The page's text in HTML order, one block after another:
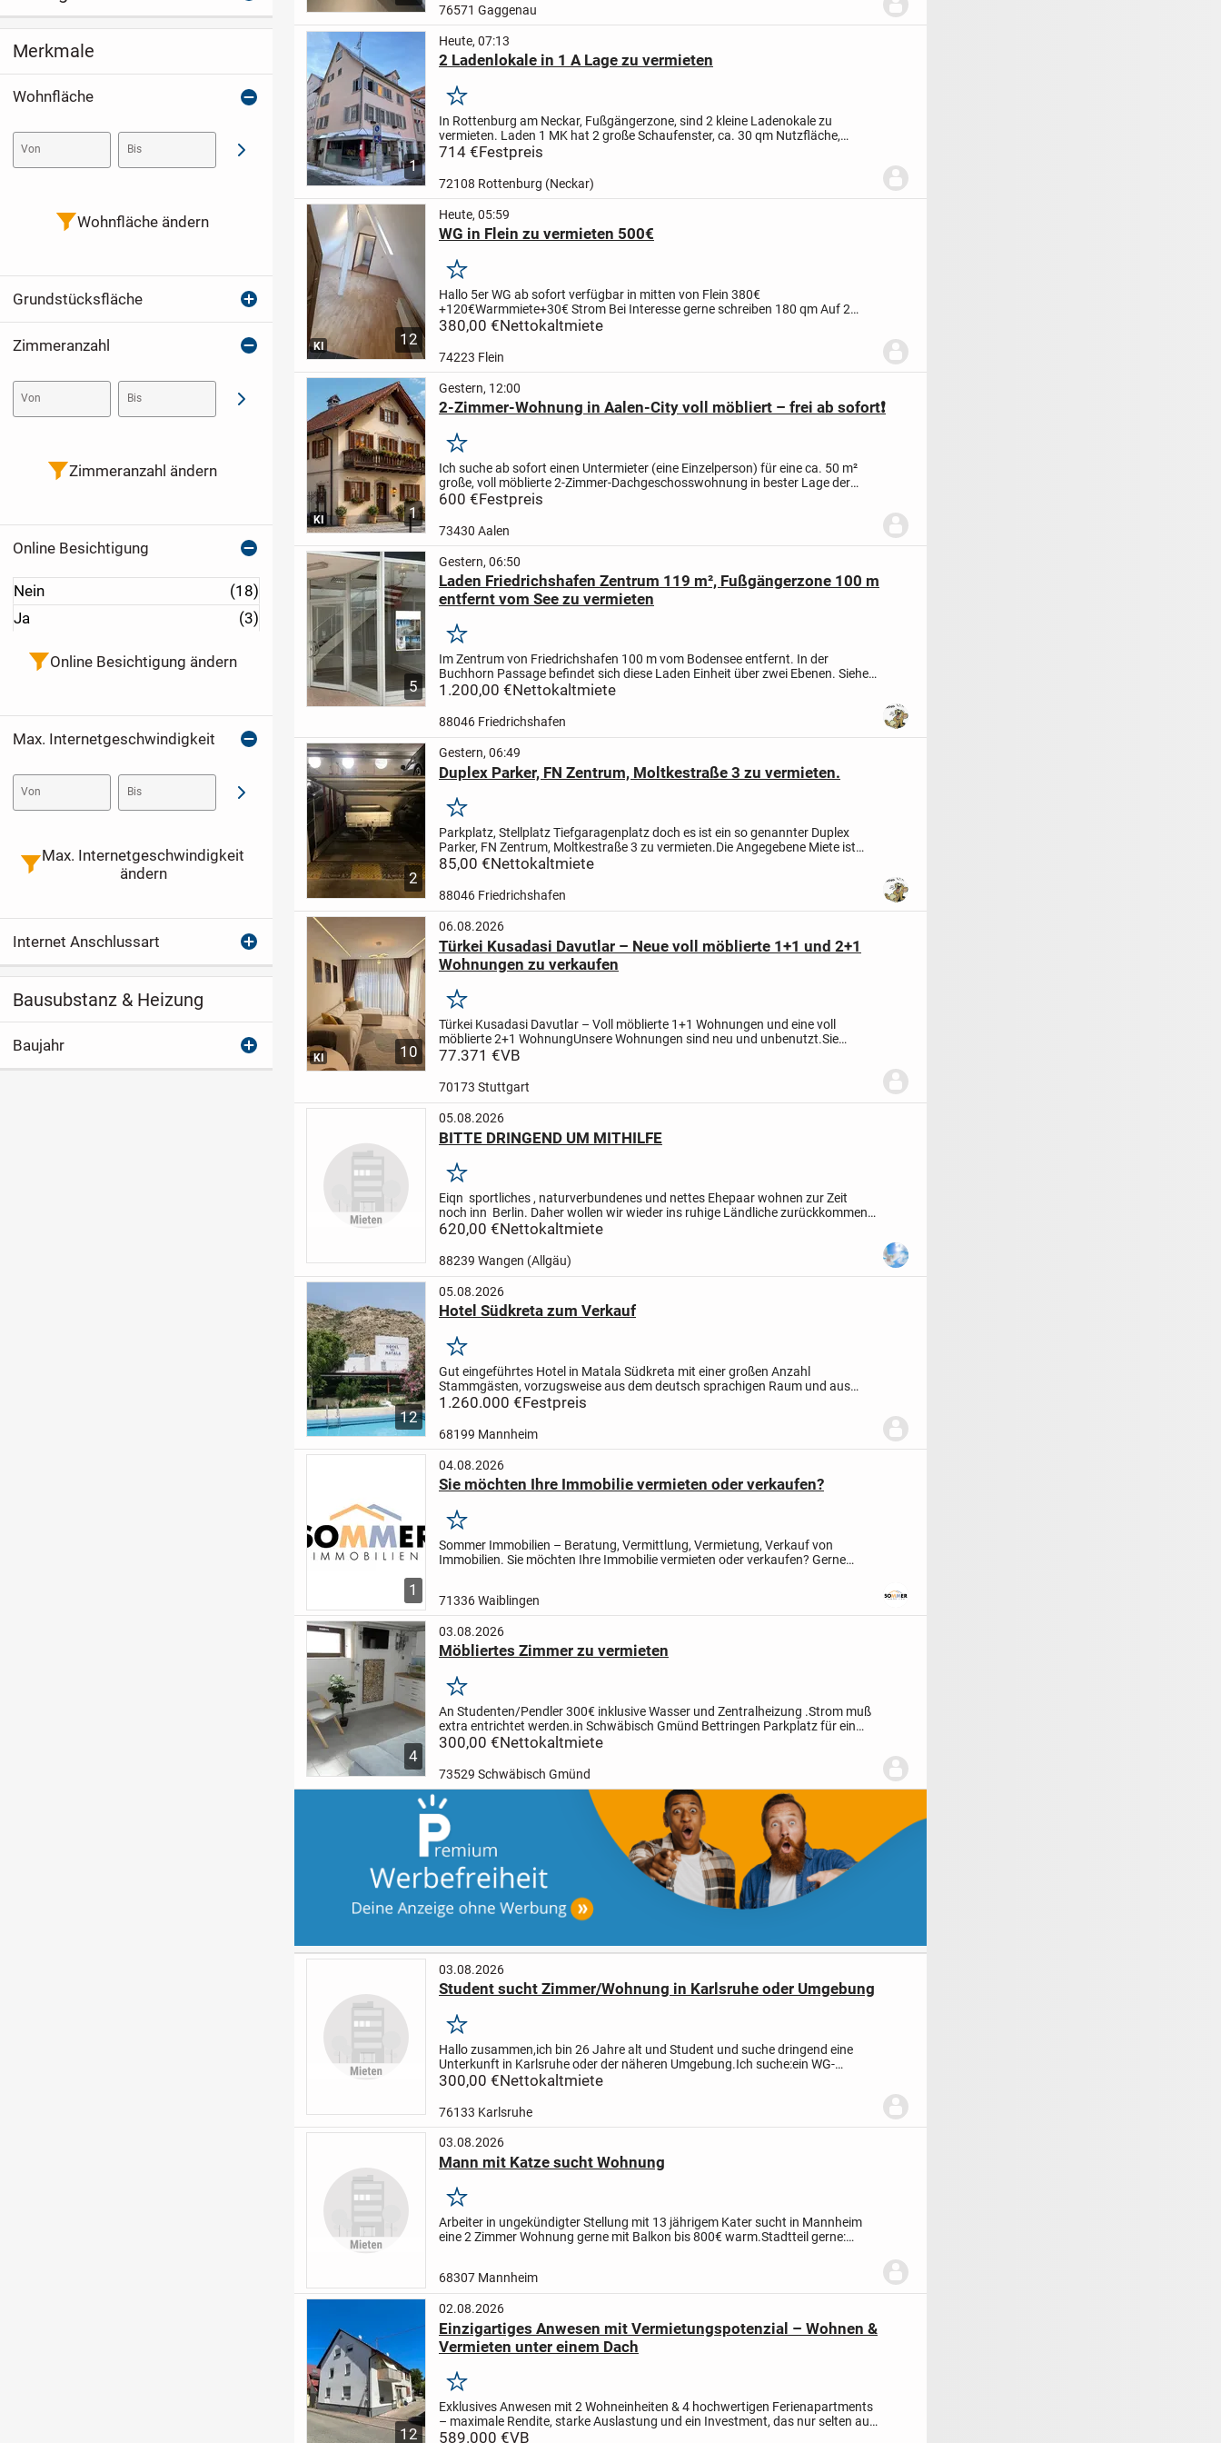
76571 Gaggenau
1
Heute, 07:13
2 Ladenlokale in 1 A Lage zu vermieten
Merken
In Rottenburg am Neckar, Fußgängerzone, sind 2 kleine Ladenokale zu
vermieten. Laden 1 MK hat 2 große Schaufenster, ca. 30 qm Nutzfläche,
Waschbecken, Nachtspeicherheizung. Ladenlokal 2 M hat 1 großes...
714 €Festpreis
72108 Rottenburg (Neckar)
12
KI
Heute, 05:59
WG in Flein zu vermieten 500€
Merken
Hallo 5er WG ab sofort verfügbar in mitten von Flein 380€
+120€Warmmiete+30€ Strom Bei Interesse gerne schreiben 180 qmAuf 2
Etagen ab sofort verfügbar
380,00 €Nettokaltmiete
74223 Flein
1
KI
Gestern, 12:00
2-Zimmer-Wohnung in Aalen-City voll möbliert – frei ab sofort❗️
Merken
Ich suche ab sofort einen Untermieter (eine Einzelperson) für eine ca. 50 m²
große, voll möblierte 2-Zimmer-Dachgeschosswohnung in bester Lage der
Aalen-City.Top-Lage
600 €Festpreis
73430 Aalen
5
Gestern, 06:50
Laden Friedrichshafen Zentrum 119 m², Fußgängerzone 100 m
entfernt vom See zu vermieten
Merken
Im Zentrum von Friedrichshafen 100 m vom Bodensee entfernt. In der
Buchhorn Passage befindet sich diese Laden Einheit über zwei Ebenen. Siehe
Bilder. Es gibt keine Genehmigung für Gastronomie.
1.200,00 €Nettokaltmiete
88046 Friedrichshafen
2
Gestern, 06:49
Duplex Parker, FN Zentrum, Moltkestraße 3 zu vermieten.
Merken
Parkplatz, Stellplatz Tiefgaragenplatz doch es ist ein so genannter Duplex
Parker, FN Zentrum, Moltkestraße 3 zu vermieten.Die Angegebene Miete ist
inklusive der 36 € Hausgeld aus der Eigentümergemei...
85,00 €Nettokaltmiete
88046 Friedrichshafen
10
KI
06.08.2026
Türkei Kusadasi Davutlar – Neue voll möblierte 1+1 und 2+1
Wohnungen zu verkaufen
Merken
Türkei Kusadasi Davutlar – Voll möblierte 1+1 Wohnungen und eine voll
möblierte 2+1 WohnungUnsere Wohnungen sind neu und unbenutzt.Sie
befinden sich in der Nähe von Supermärkten, dem Gesundheitszent...
77.371 €VB
70173 Stuttgart
05.08.2026
BITTE DRINGEND UM MITHILFE
Merken
Eiqn sportliches , naturverbundenes und nettes Ehepaar wohnen zur Zeit
noch inn Berlin. Daher wollen wir wieder ins ruhige Ländliche zurückkommen
und suchen im wunderschönen Wangen im Allgäu, eine...
620,00 €Nettokaltmiete
88239 Wangen (Allgäu)
12
05.08.2026
Hotel Südkreta zum Verkauf
Merken
Gut eingeführtes Hotel in Matala Südkreta mit einer großen Anzahl
Stammgästen, vorzugsweise aus dem deutsch sprachigen Raum und aus
Frankreich.Matala:Matala ist ein Dorf an der Südküste der...
1.260.000 €Festpreis
68199 Mannheim
1
04.08.2026
Sie möchten Ihre Immobilie vermieten oder verkaufen?
Merken
Sommer Immobilien – Beratung, Vermittlung, Vermietung, Verkauf von
Immobilien. Sie möchten Ihre Immobilie vermieten oder verkaufen? Gerne
71336 Waiblingen
4
03.08.2026
Möbliertes Zimmer zu vermieten
Merken
An Studenten/Pendler 300€ inklusive Wasser und Zentralheizung .Strom muß
extra entrichtet werden.in Schwäbisch Gmünd Bettringen Parkplatz für ein
Auto am Straßenrand gibt es immer,ein Fahrrad kann...
300,00 €Nettokaltmiete
73529 Schwäbisch Gmünd
03.08.2026
Student sucht Zimmer/Wohnung in Karlsruhe oder Umgebung
Merken
Hallo zusammen,ich bin 26 Jahre alt und Student und suche dringend eine
Unterkunft in Karlsruhe oder der näheren Umgebung.Ich suche:ein WG-
Zimmer, ein Apartment oder eine kleine Wohnung
300,00 €Nettokaltmiete
76133 Karlsruhe
03.08.2026
Mann mit Katze sucht Wohnung
Merken
Arbeiter in ungekündigter Stellung mit 13 jährigem Kater sucht in Mannheim
eine 2 Zimmer Wohnung gerne mit Balkon bis 800€ warm.Stadtteil gerne:
68307 Mannheim
12
02.08.2026
Einzigartiges Anwesen mit Vermietungspotenzial – Wohnen &
Vermieten unter einem Dach
Merken
Exklusives Anwesen mit 2 Wohneinheiten & 4 hochwertigen Ferienapartments
– maximale Rendite, starke Auslastung und ein Investment, das nur selten auf
den Markt kommt.
589.000 €VB
Merkmale
Wohnfläche
Von Bis Abschicken
Wohnfläche ändern
Grundstücksfläche
Zimmeranzahl
Von Bis Abschicken
Zimmeranzahl ändern
Online Besichtigung
Nein
(18)
Ja
(3)
Online Besichtigung ändern
Max. Internetgeschwindigkeit
Von Bis Abschicken
Max. Internetgeschwindigkeit
ändern
Internet Anschlussart
Bausubstanz & Heizung
Baujahr